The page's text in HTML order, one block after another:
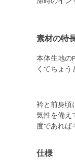
素材の特
本体生地の
くてちょう
衿と前身頃
気性を備え
度であれば
仕様